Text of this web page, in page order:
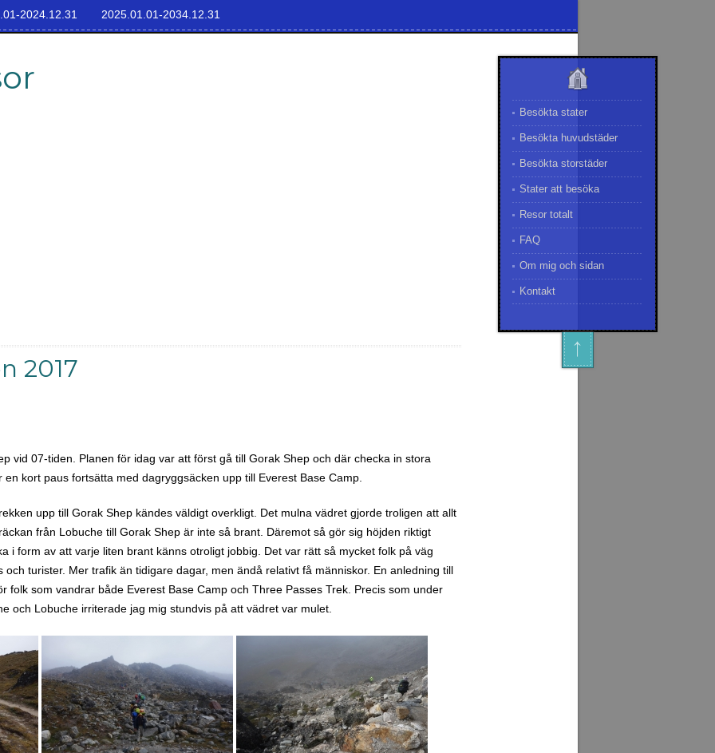
2024.12.31 2025.01.01-2034.12.31
Besökta stater
Besökta huvudstäder
Besökta storstäder
Stater att besöka
Resor totalt
FAQ
Om mig och sidan
Kontakt
2017
vid 07-tiden. Planen för idag var att först gå till Gorak Shep och där checka in stora
kort paus fortsätta med dagryggsäcken upp till Everest Base Camp.
upp till Gorak Shep kändes väldigt overkligt. Det mulna vädret gjorde troligen att allt
från Lobuche till Gorak Shep är inte så brant. Däremot så gör sig höjden riktigt
i form av att varje liten brant känns otroligt jobbig. Det var rätt så mycket folk på väg
turister. Mer trafik än tidigare dagar, men ändå relativt få människor. En anledning till
folk som vandrar både Everest Base Camp och Three Passes Trek. Precis som under
och Lobuche irriterade jag mig stundvis på att vädret var mulet.